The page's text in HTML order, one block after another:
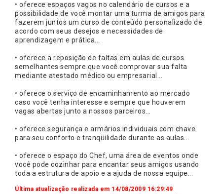
• oferece espaços vagos no calendário de cursos e a
possibilidade de você montar uma turma de amigos para
fazerem juntos um curso de conteúdo personalizado de
acordo com seus desejos e necessidades de
aprendizagem e prática...
• oferece a reposição de faltas em aulas de cursos
semelhantes sempre que você comprovar sua falta
mediante atestado médico ou empresarial...
• oferece o serviço de encaminhamento ao mercado
caso você tenha interesse e sempre que houverem
vagas abertas junto a nossos parceiros...
• oferece segurança e armários individuais com chave
para seu conforto e tranqüilidade durante as aulas...
• oferece o espaço do Chef, uma área de eventos onde
você pode cozinhar para encantar seus amigos usando
toda a estrutura de apoio e a ajuda de nossa equipe...
Última atualização realizada em 14/08/2009 16:29:49